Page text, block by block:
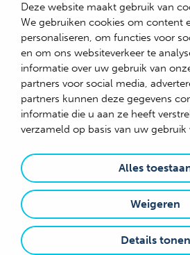
Deze website maakt gebruik van
We gebruiken cookies om content
personaliseren, om functies voor
en om ons websiteverkeer te
informatie over uw gebruik van
partners voor social media,
partners kunnen deze gegevens
informatie die u aan ze heeft
verzameld op basis van uw gebruik
Alles
Weigeren
Details tonen
Adresgegevens
Gildetrom 33
3905 TB Veenendaal
Algemene voorwaarden
Cookies
Downloads
Privacy statement